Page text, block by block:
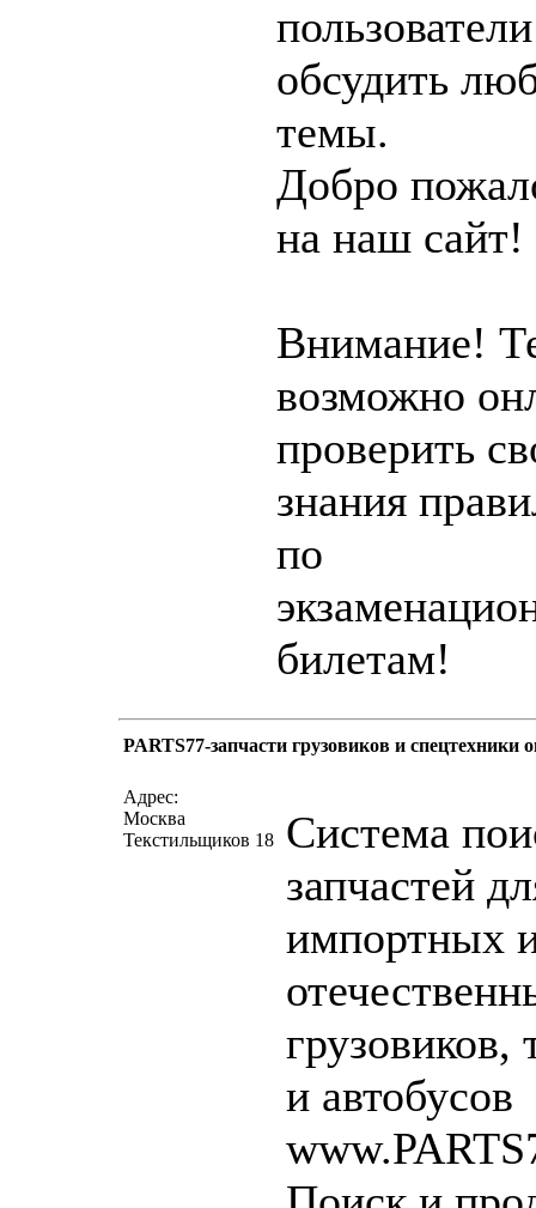
обсудить
темы.
Добро
на наш сайт!
Внимание!
возможно
проверить
знания
по
билетам!
PARTS77-запчасти грузовиков и спецтехники
Адрес:
Москва
Текстильщиков 18
Система
запчастей
импортных
грузовиков,
и автобусов